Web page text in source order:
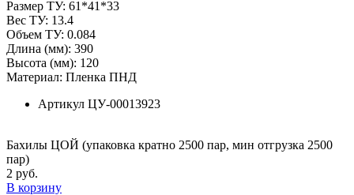
Размер ТУ: 61*41*33
Вес ТУ: 13.4
Объем ТУ: 0.084
Длина (мм): 390
Высота (мм): 120
Материал: Пленка ПНД
Артикул ЦУ-00013923
Бахилы ЦОЙ (упаковка кратно 2500 пар, мин отгрузка 2500
пар)
2 руб.
В корзину